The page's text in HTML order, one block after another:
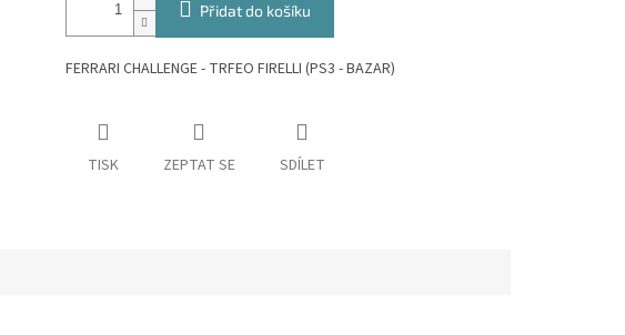
Přidat do košíku
FERRARI CHALLENGE - TRFEO FIRELLI (PS3 - BAZAR)
TISK ZEPTAT SE SDÍLET